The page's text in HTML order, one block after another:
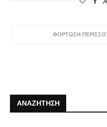
ΦΟΡΤΩΣΗ
ΑΝΑΖΉΤΗΣΗ